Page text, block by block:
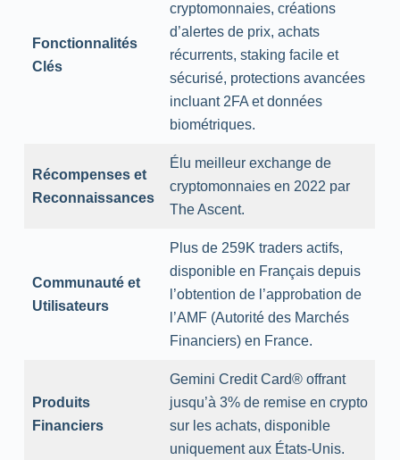
Fonctionnalités
Clés
cryptomonnaies, créations
d’alertes de prix, achats
récurrents, staking facile et
sécurisé, protections avancées
incluant 2FA et données
biométriques.
Récompenses et
Reconnaissances
Élu meilleur exchange de
cryptomonnaies en 2022 par
The Ascent.
Communauté et
Utilisateurs
Plus de 259K traders actifs,
disponible en Français depuis
l’obtention de l’approbation de
l’AMF (Autorité des Marchés
Financiers) en France.
Produits
Financiers
Gemini Credit Card® offrant
jusqu’à 3% de remise en crypto
sur les achats, disponible
uniquement aux États-Unis.